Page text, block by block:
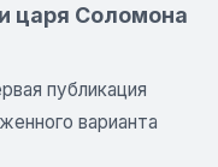
царя Соломона
публикация
варианта